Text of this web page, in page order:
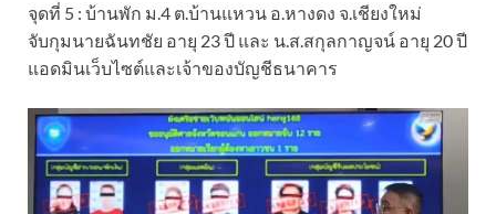
จุดที่ 5 : บ้านพัก ม.4 ต.บ้านแหวน อ.หางดง จ.เชียงใหม่
จับกุมนายฉันทชัย อายุ 23 ปี และ น.ส.สกุลกาญจน์ อายุ 20 ปี
แอดมินเว็บไซต์และเจ้าของบัญชีธนาคาร